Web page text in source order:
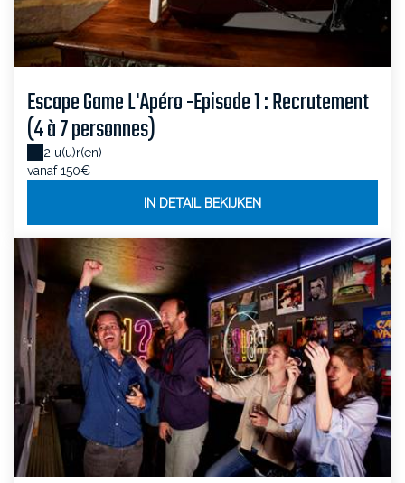
Escape Game L'Apéro -Episode 1 : Recrutement
(4 à 7 personnes)
2 u(u)r(en)
vanaf 150€
IN DETAIL BEKIJKEN